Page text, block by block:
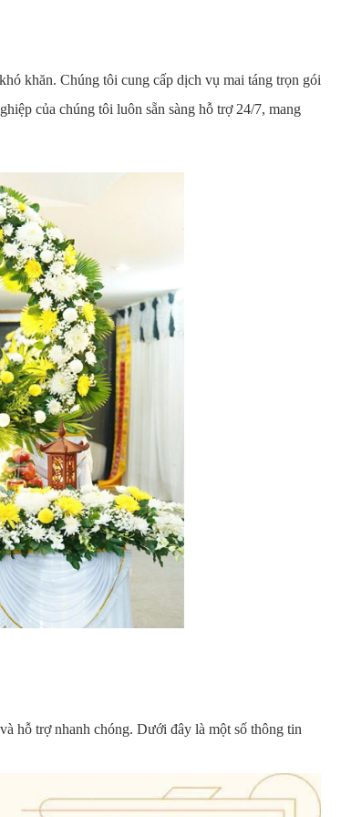
khăn. Chúng tôi cung cấp dịch vụ mai táng trọn gói
của chúng tôi luôn sẵn sàng hỗ trợ 24/7, mang
hỗ trợ nhanh chóng. Dưới đây là một số thông tin